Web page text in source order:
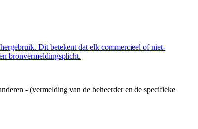
Dit betekent dat elk commercieel of niet-
bronvermeldingsplicht.
- (vermelding van de beheerder en de specifieke